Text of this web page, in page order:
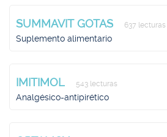
SUMMAVIT GOTAS 637 lecturas
Suplemento alimentario
IMITIMOL 543 lecturas
Analgésico-antipirético